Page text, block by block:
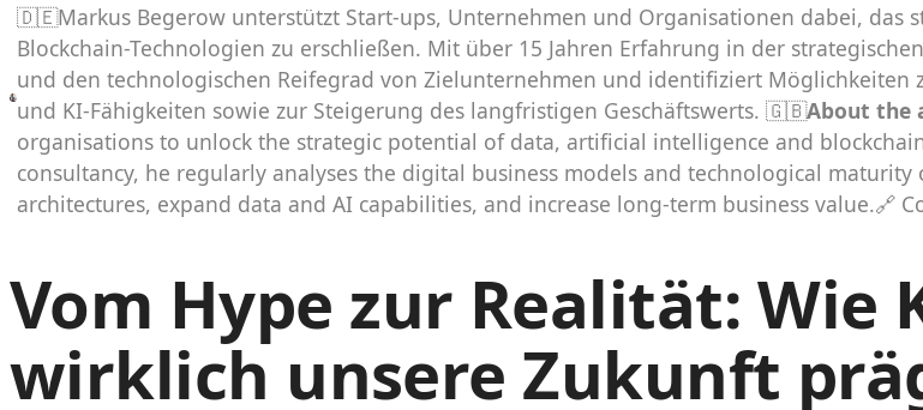
🇩🇪Markus Begerow unterstützt Start-ups, Unternehmen und Organisationen dabei, das
Blockchain-Technologien zu erschließen. Mit über 15 Jahren Erfahrung in der
und den technologischen Reifegrad von Zielunternehmen und identifiziert
und KI-Fähigkeiten sowie zur Steigerung des langfristigen Geschäftswerts. 🇬🇧About the
organisations to unlock the strategic potential of data, artificial intelligence and
consultancy, he regularly analyses the digital business models and technological
architectures, expand data and AI capabilities, and increase long-term business value.🔗
Vom Hype zur Realität:
wirklich unsere Zukunft